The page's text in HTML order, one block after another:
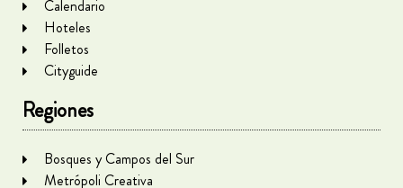
Calendario
Hoteles
Folletos
Cityguide
Regiones
Bosques y Campos del Sur
Metrópoli Creativa